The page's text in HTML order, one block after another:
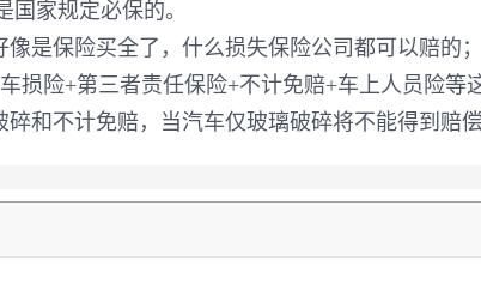
国家规定必保的。
是保险买全了，什么损失保险公司都可以赔的；
损险+第三者责任保险+不计免赔+车上人员险
和不计免赔，当汽车仅玻璃破碎将不能得到赔